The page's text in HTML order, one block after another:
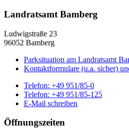
Landratsamt Bamberg
Ludwigstraße 23
96052 Bamberg
Parksituation am Landratsamt
Kontaktformulare (u.a. sicher)
Telefon: +49 951/85-0
Telefon: +49 951/85-125
E-Mail schreiben
Öffnungszeiten